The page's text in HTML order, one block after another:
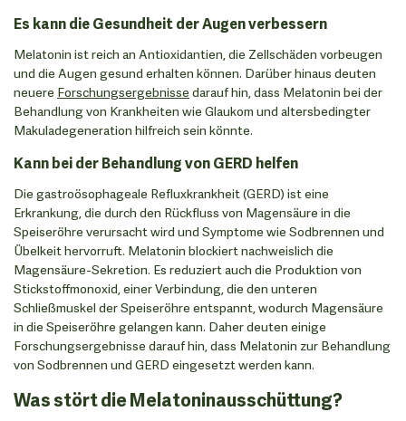
Es kann die Gesundheit der Augen verbessern
Melatonin ist reich an Antioxidantien, die Zellschäden vorbeugen
und die Augen gesund erhalten können. Darüber hinaus deuten
neuere Forschungsergebnisse darauf hin, dass Melatonin bei der
Behandlung von Krankheiten wie Glaukom und altersbedingter
Makuladegeneration hilfreich sein könnte.
Kann bei der Behandlung von GERD helfen
Die gastroösophageale Refluxkrankheit (GERD) ist eine
Erkrankung, die durch den Rückfluss von Magensäure in die
Speiseröhre verursacht wird und Symptome wie Sodbrennen und
Übelkeit hervorruft. Melatonin blockiert nachweislich die
Magensäure-Sekretion. Es reduziert auch die Produktion von
Stickstoffmonoxid, einer Verbindung, die den unteren
Schließmuskel der Speiseröhre entspannt, wodurch Magensäure
in die Speiseröhre gelangen kann. Daher deuten einige
Forschungsergebnisse darauf hin, dass Melatonin zur Behandlung
von Sodbrennen und GERD eingesetzt werden kann.
Was stört die Melatoninausschüttung?